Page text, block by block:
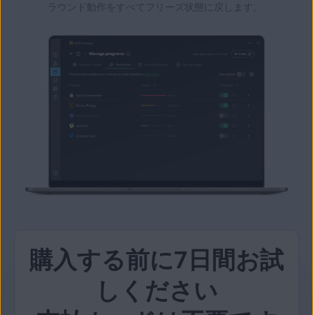
ラウンド動作をすべてフリーズ状態に戻します。
購入する前に7日間お試
しください